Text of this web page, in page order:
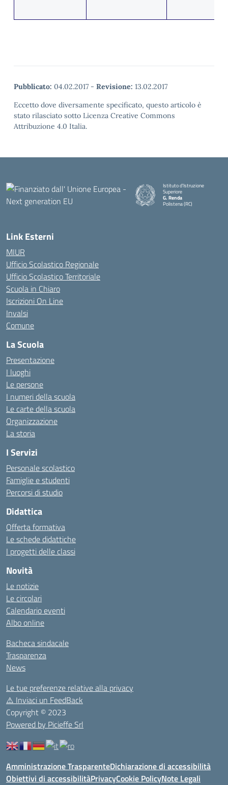
Pubblicato: 04.02.2017 - Revisione: 13.02.2017
Eccetto dove diversamente specificato, questo articolo è
stato rilasciato sotto Licenza Creative Commons
Attribuzione 4.0 Italia.
Istituto d'Istruzione
Superiore
G. Renda
Polistena (RC)
Link Esterni
MIUR
Ufficio Scolastico Regionale
Ufficio Scolastico Territoriale
Scuola in Chiaro
Iscrizioni On Line
Invalsi
Comune
La Scuola
Presentazione
I luoghi
Le persone
I numeri della scuola
Le carte della scuola
Organizzazione
La storia
I Servizi
Personale scolastico
Famiglie e studenti
Percorsi di studio
Didattica
Offerta formativa
Le schede didattiche
I progetti delle classi
Novità
Le notizie
Le circolari
Calendario eventi
Albo online
Bacheca sindacale
Trasparenza
News
Le tue preferenze relative alla privacy
⚠️ Inviaci un FeedBack
Copyright © 2023
Powered by Picieffe Srl
Amministrazione TrasparenteDichiarazione di accessibilità
Obiettivi di accessibilitàPrivacyCookie PolicyNote Legali